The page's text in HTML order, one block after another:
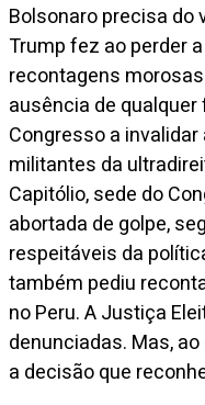
Bolsonaro precisa do
Trump fez ao perder
recontagens
ausência de
Congresso a
militantes da
Capitólio, sede do
abortada de golpe,
respeitáveis da
também pediu
no Peru. A Justiça
denunciadas. Mas,
a decisão que